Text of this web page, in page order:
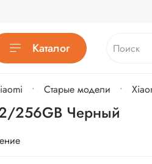
Каталог
Старые модели
256GB Черный